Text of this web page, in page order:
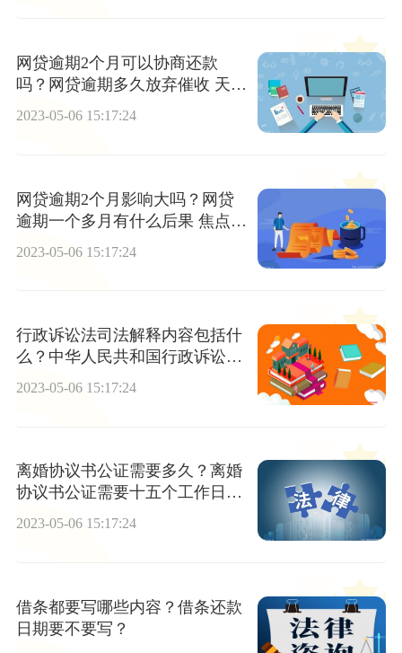
网贷逾期2个月可以协商还款
吗？网贷逾期多久放弃催收 天天
速读
2023-05-06 15:17:24
网贷逾期2个月影响大吗？网贷
逾期一个多月有什么后果 焦点讯
2023-05-06 15:17:24
行政诉讼法司法解释内容包括什
么？中华人民共和国行政诉讼法
第三条的内容是什么？
2023-05-06 15:17:24
离婚协议书公证需要多久？离婚
协议书公证需要十五个工作日内
吗？
2023-05-06 15:17:24
借条都要写哪些内容？借条还款
日期要不要写？